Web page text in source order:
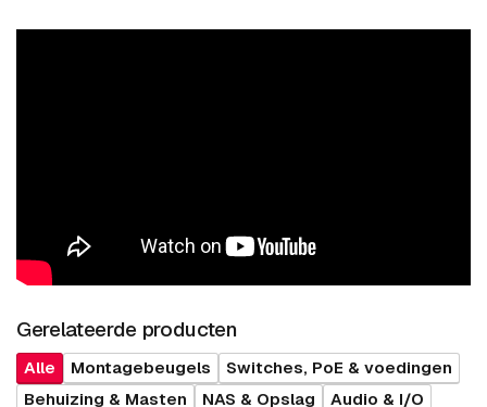
Gerelateerde producten
Alle Montagebeugels
Switches, PoE & voedingen
Behuizing & Masten
NAS & Opslag
Audio & I/O